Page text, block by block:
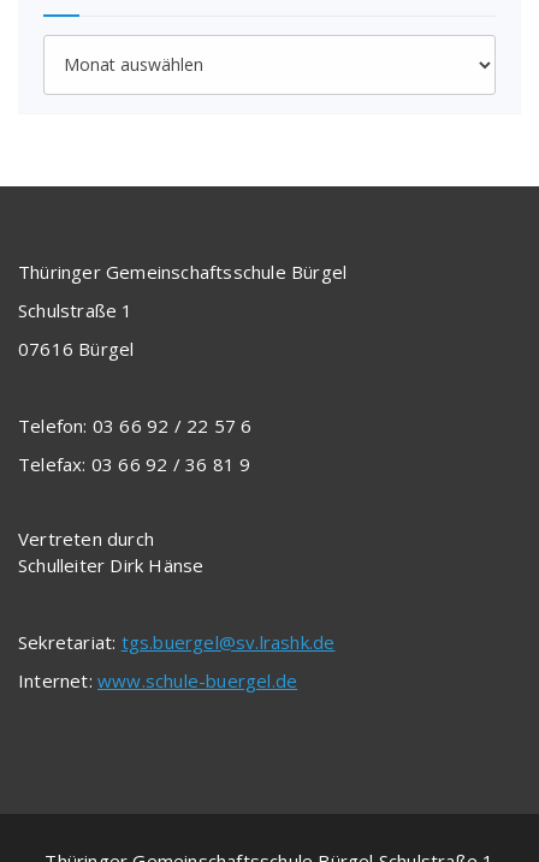
Archiv
Thüringer Gemeinschaftsschule Bürgel
Schulstraße 1
07616 Bürgel
Telefon: 03 66 92 / 22 57 6
Telefax: 03 66 92 / 36 81 9
Vertreten durch
Schulleiter Dirk Hänse
Sekretariat: tgs.buergel@sv.lrashk.de
Internet: www.schule-buergel.de